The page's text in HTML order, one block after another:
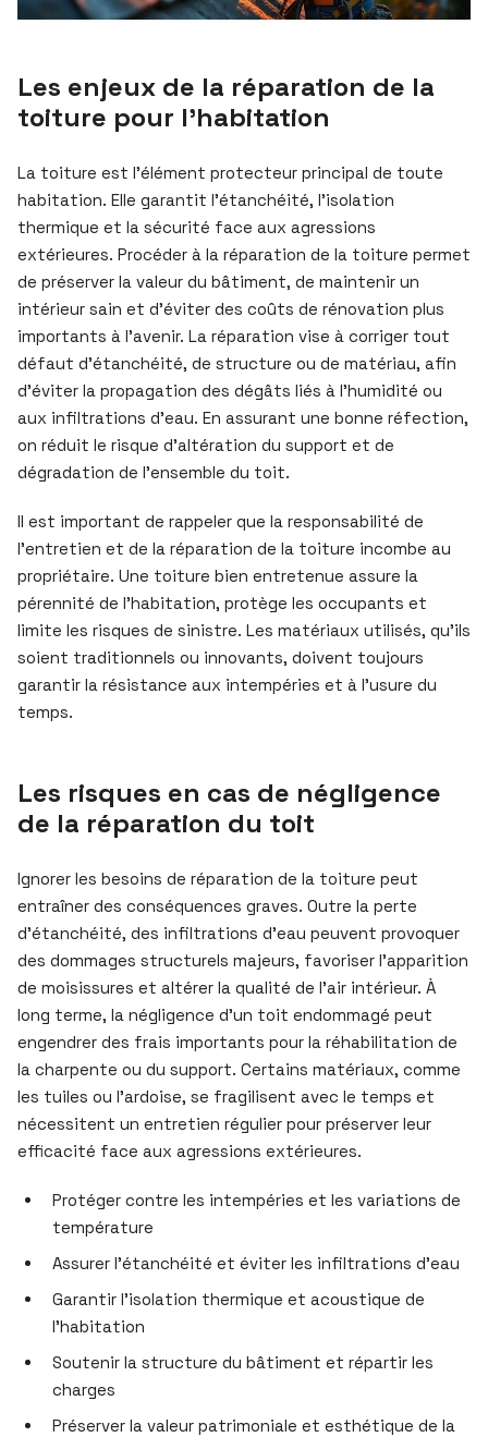
Les enjeux de la réparation de la
toiture pour l’habitation
La toiture est l’élément protecteur principal de toute
habitation. Elle garantit l’étanchéité, l’isolation
thermique et la sécurité face aux agressions
extérieures. Procéder à la réparation de la toiture permet
de préserver la valeur du bâtiment, de maintenir un
intérieur sain et d’éviter des coûts de rénovation plus
importants à l’avenir. La réparation vise à corriger tout
défaut d’étanchéité, de structure ou de matériau, afin
d’éviter la propagation des dégâts liés à l’humidité ou
aux infiltrations d’eau. En assurant une bonne réfection,
on réduit le risque d’altération du support et de
dégradation de l’ensemble du toit.
Il est important de rappeler que la responsabilité de
l’entretien et de la réparation de la toiture incombe au
propriétaire. Une toiture bien entretenue assure la
pérennité de l’habitation, protège les occupants et
limite les risques de sinistre. Les matériaux utilisés, qu’ils
soient traditionnels ou innovants, doivent toujours
garantir la résistance aux intempéries et à l’usure du
temps.
Les risques en cas de négligence
de la réparation du toit
Ignorer les besoins de réparation de la toiture peut
entraîner des conséquences graves. Outre la perte
d’étanchéité, des infiltrations d’eau peuvent provoquer
des dommages structurels majeurs, favoriser l’apparition
de moisissures et altérer la qualité de l’air intérieur. À
long terme, la négligence d’un toit endommagé peut
engendrer des frais importants pour la réhabilitation de
la charpente ou du support. Certains matériaux, comme
les tuiles ou l’ardoise, se fragilisent avec le temps et
nécessitent un entretien régulier pour préserver leur
efficacité face aux agressions extérieures.
Protéger contre les intempéries et les variations de
température
Assurer l’étanchéité et éviter les infiltrations d’eau
Garantir l’isolation thermique et acoustique de
l’habitation
Soutenir la structure du bâtiment et répartir les
charges
Préserver la valeur patrimoniale et esthétique de la